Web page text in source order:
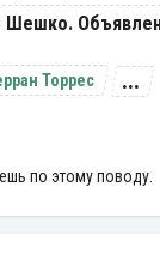
Шешко.
Торрес ...
по этому поводу.